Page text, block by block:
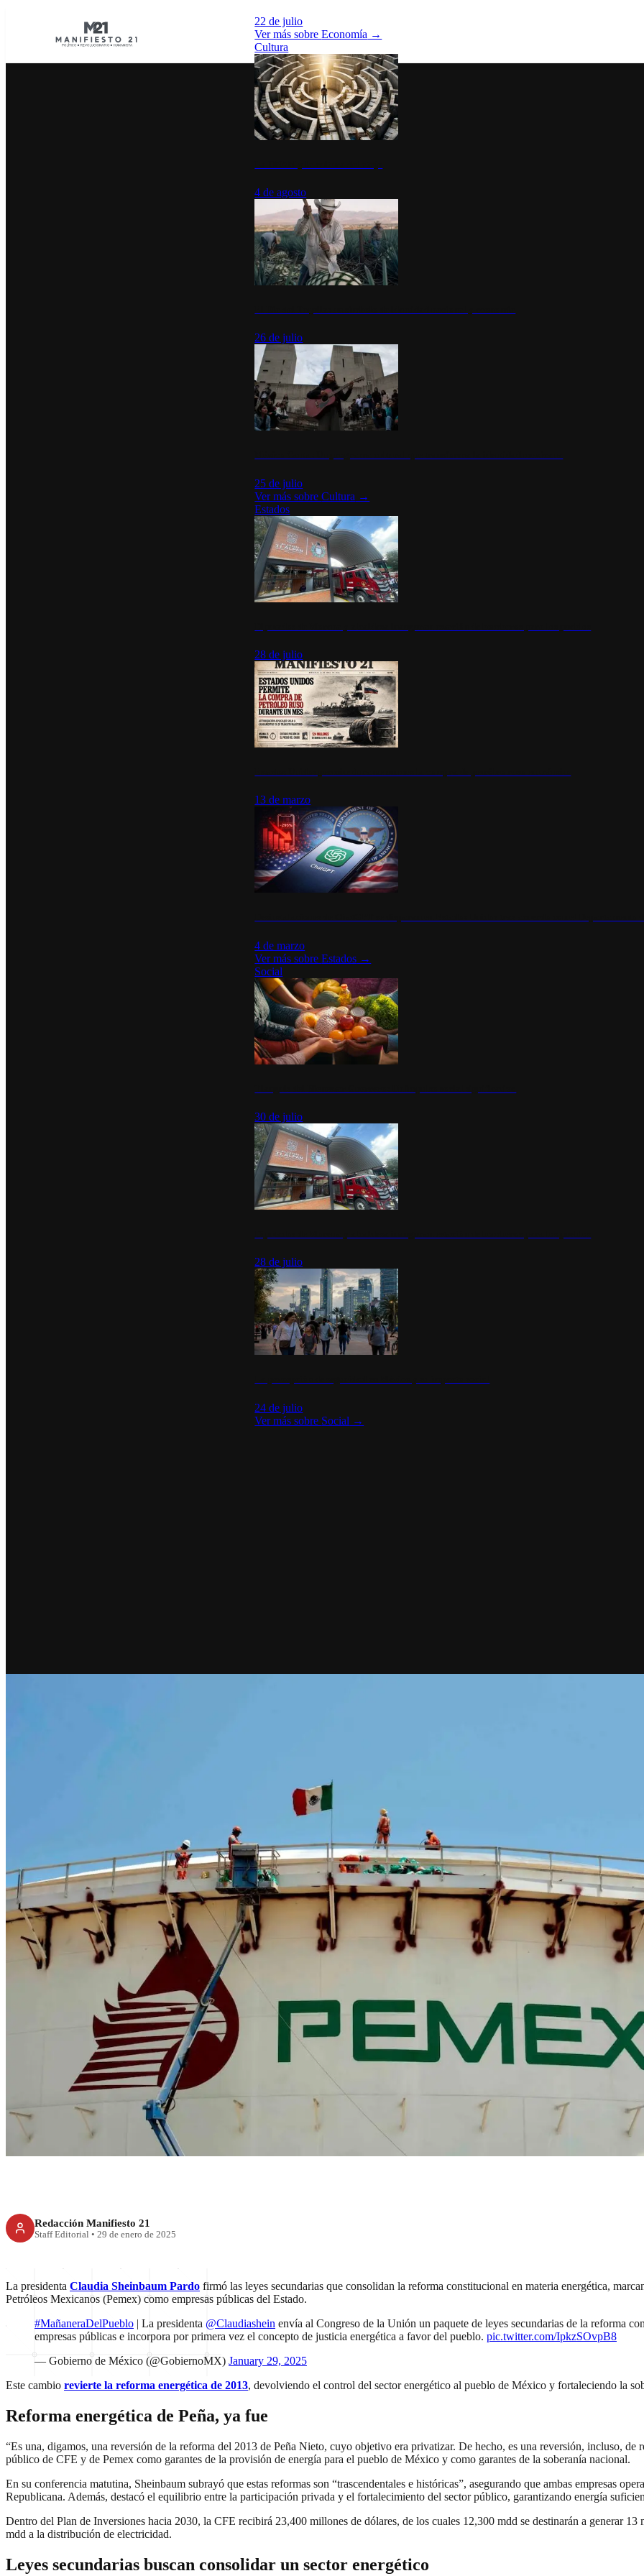
22 de julio
Ver más sobreEconomía →
Cultura
4 de agosto
26 de julio
25 de julio
Ver más sobreCultura →
Estados
28 de julio
13 de marzo
4 de marzo
Ver más sobreEstados →
Social
30 de julio
28 de julio
24 de julio
Ver más sobre Social →
RECIENTE
CFE y PEMEX vuelven a ser del
pueblo; Presidenta firma leyes
secundarias
Redacción Manifiesto 21
Staff Editorial • 29 de enero de 2025
La presidenta Claudia Sheinbaum Pardo firmó las leyes secundarias que consolidan la reforma constitucional en materia energética,
Petróleos Mexicanos (Pemex) como empresas públicas del Estado.
#MañaneraDelPueblo | La presidenta @Claudiashein envía al Congreso de la Unión un paquete de leyes secundarias de la reforma
empresas públicas e incorpora por primera vez el concepto de justicia energética a favor del pueblo. pic.twitter.com/IpkzSOvpB8
— Gobierno de México (@GobiernoMX) January 29, 2025
Este cambio revierte la reforma energética de 2013, devolviendo el control del sector energético al pueblo de México y fortaleciendo la
Reforma energética de Peña, ya fue
“Es una, digamos, una reversión de la reforma del 2013 de Peña Nieto, cuyo objetivo era privatizar. De hecho, es una reversión, incluso, de
público de CFE y de Pemex como garantes de la provisión de energía para el pueblo de México y como garantes de la soberanía nacional.
En su conferencia matutina, Sheinbaum subrayó que estas reformas son “trascendentales e históricas”, asegurando que ambas empresas
Republicana. Además, destacó el equilibrio entre la participación privada y el fortalecimiento del sector público, garantizando energía
Dentro del Plan de Inversiones hacia 2030, la CFE recibirá 23,400 millones de dólares, de los cuales 12,300 mdd se destinarán a generar
mdd a la distribución de electricidad.
Leyes secundarias buscan consolidar un sector energético